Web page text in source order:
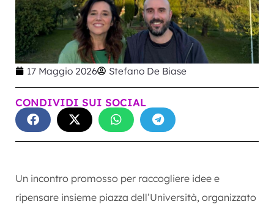
17 Maggio 2026 Stefano De Biase
CONDIVIDI SUI SOCIAL
Un incontro promosso per raccogliere idee e
ripensare insieme piazza dell’Università, organizzato